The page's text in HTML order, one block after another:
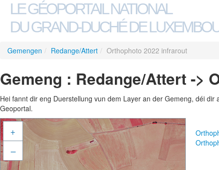
LE GÉOPORTAIL NATIONAL
DU GRAND-DUCHÉ DE
Gemengen / Redange/Attert / Orthophoto 2022 infrarout
Gemeng : Redange/Attert ->
Hei fannt dir eng Duerstellung vun dem Layer an der Gemeng, déi
Geoportal.
+
–